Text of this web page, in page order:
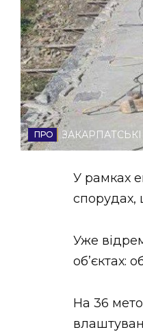
НОВИНИ
ФОТО
У рамках
спорудах,
Уже
об’єктах:
На 36